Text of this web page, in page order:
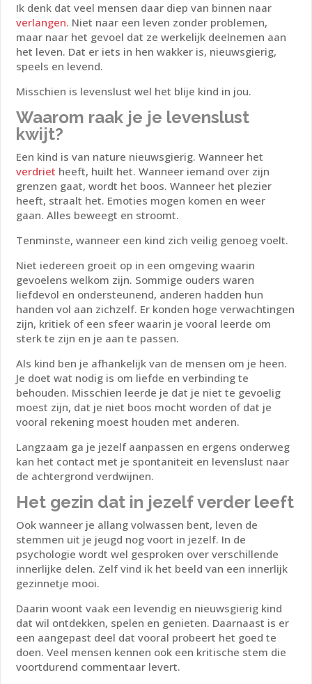
Ik denk dat veel mensen daar diep van binnen naar
verlangen. Niet naar een leven zonder problemen,
maar naar het gevoel dat ze werkelijk deelnemen aan
het leven. Dat er iets in hen wakker is, nieuwsgierig,
speels en levend.
Misschien is levenslust wel het blije kind in jou.
Waarom raak je je levenslust
kwijt?
Een kind is van nature nieuwsgierig. Wanneer het
verdriet heeft, huilt het. Wanneer iemand over zijn
grenzen gaat, wordt het boos. Wanneer het plezier
heeft, straalt het. Emoties mogen komen en weer
gaan. Alles beweegt en stroomt.
Tenminste, wanneer een kind zich veilig genoeg voelt.
Niet iedereen groeit op in een omgeving waarin
gevoelens welkom zijn. Sommige ouders waren
liefdevol en ondersteunend, anderen hadden hun
handen vol aan zichzelf. Er konden hoge verwachtingen
zijn, kritiek of een sfeer waarin je vooral leerde om
sterk te zijn en je aan te passen.
Als kind ben je afhankelijk van de mensen om je heen.
Je doet wat nodig is om liefde en verbinding te
behouden. Misschien leerde je dat je niet te gevoelig
moest zijn, dat je niet boos mocht worden of dat je
vooral rekening moest houden met anderen.
Langzaam ga je jezelf aanpassen en ergens onderweg
kan het contact met je spontaniteit en levenslust naar
de achtergrond verdwijnen.
Het gezin dat in jezelf verder leeft
Ook wanneer je allang volwassen bent, leven de
stemmen uit je jeugd nog voort in jezelf. In de
psychologie wordt wel gesproken over verschillende
innerlijke delen. Zelf vind ik het beeld van een innerlijk
gezinnetje mooi.
Daarin woont vaak een levendig en nieuwsgierig kind
dat wil ontdekken, spelen en genieten. Daarnaast is er
een aangepast deel dat vooral probeert het goed te
doen. Veel mensen kennen ook een kritische stem die
voortdurend commentaar levert.